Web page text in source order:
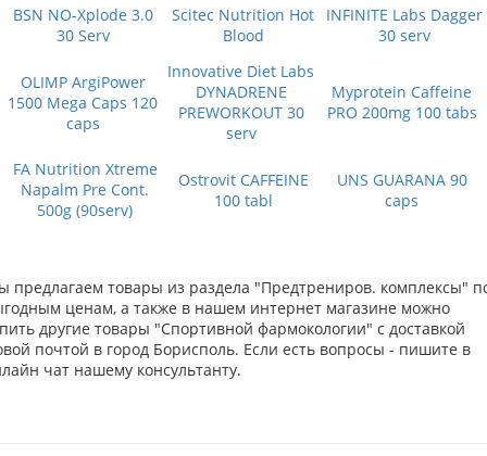
BSN NO-Xplode 3.0
30 Serv
Scitec Nutrition Hot
Blood
INFINITE Labs Dagger
30 serv
OLIMP ArgiPower
1500 Mega Caps 120
caps
Innovative Diet Labs
DYNADRENE
PREWORKOUT 30
serv
Myprotein Caffeine
PRO 200mg 100 tabs
FA Nutrition Xtreme
Napalm Pre Cont.
500g (90serv)
Ostrovit CAFFEINE
100 tabl
UNS GUARANA 90
caps
предлагаем товары из раздела "Предтрениров. комплексы"
ценам, а также в нашем интернет магазине можно
другие товары "Спортивной фармокологии" с доставкой
почтой в город Борисполь. Если есть вопросы - пишите в
чат нашему консультанту.